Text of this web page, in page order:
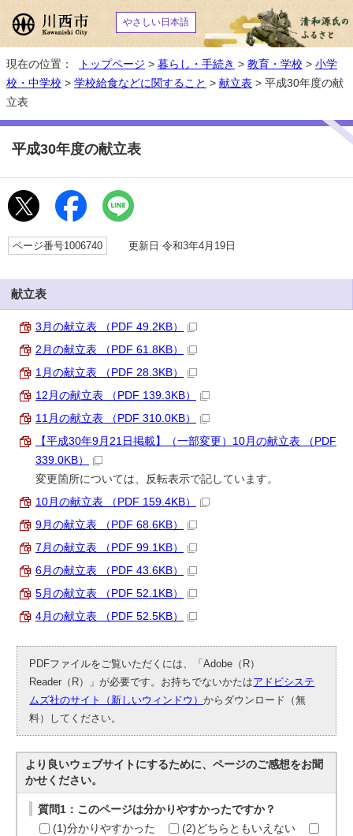
やさしい日本語
現在の位置： トップページ > 暮らし・手続き > 教育・学校 > 小学
校・中学校 > 学校給食などに関すること > 献立表 > 平成30年度の献
立表
平成30年度の献立表
ページ番号1006740 更新日 令和3年4月19日
献立表
3月の献立表 （PDF 49.2KB）
2月の献立表 （PDF 61.8KB）
1月の献立表 （PDF 28.3KB）
12月の献立表 （PDF 139.3KB）
11月の献立表 （PDF 310.0KB）
【平成30年9月21日掲載】（一部変更）10月の献立表 （PDF
339.0KB）
変更箇所については、反転表示で記しています。
10月の献立表 （PDF 159.4KB）
9月の献立表 （PDF 68.6KB）
7月の献立表 （PDF 99.1KB）
6月の献立表 （PDF 43.6KB）
5月の献立表 （PDF 52.1KB）
4月の献立表 （PDF 52.5KB）
PDFファイルをご覧いただくには、「Adobe（R）
Reader（R）」が必要です。お持ちでないかたはアドビシステ
ムズ社のサイト（新しいウィンドウ）からダウンロード（無
料）してください。
より良いウェブサイトにするために、ページのご感想をお聞
かせください。
質問1：このページは分かりやすかったですか？
(1)分かりやすかった
(2)どちらともいえない